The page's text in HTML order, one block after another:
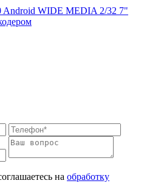
Android WIDE MEDIA 2/32 7"
на обработку